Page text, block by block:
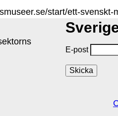
start/ett-svenskt-
E-post